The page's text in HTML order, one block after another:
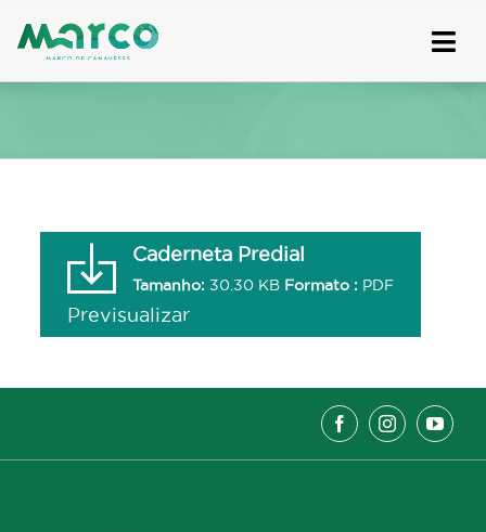
to
Caderneta Predial
Tamanho: 30.30 KB Formato : PDF
Previsualizar